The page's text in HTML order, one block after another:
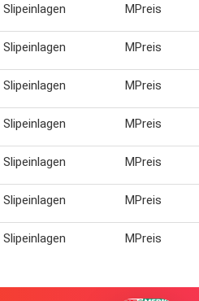
Slipeinlagen MPreis
Slipeinlagen MPreis
Slipeinlagen MPreis
Slipeinlagen MPreis
Slipeinlagen MPreis
Slipeinlagen MPreis
Slipeinlagen MPreis